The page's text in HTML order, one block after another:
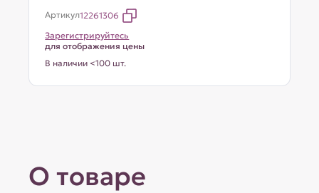
Артикул12261306
Зарегистрируйтесь
для отображения цены
В наличии <100 шт.
О товаре